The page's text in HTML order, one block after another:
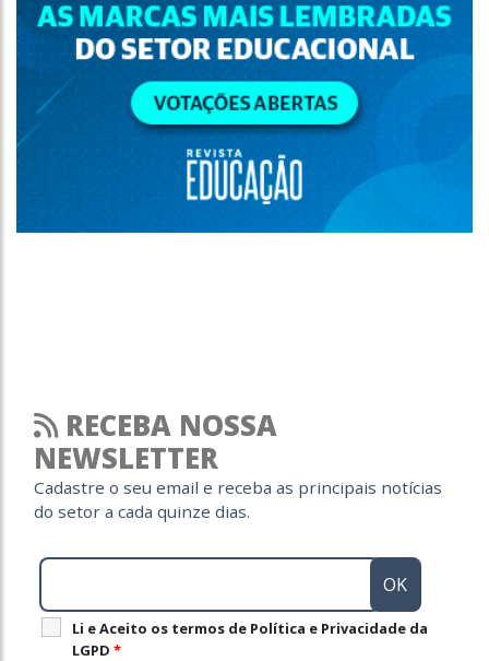
RECEBA NOSSA
NEWSLETTER
Cadastre o seu email e receba as principais notícias
do setor a cada quinze dias.
Li e Aceito os termos de Política e Privacidade da
LGPD *